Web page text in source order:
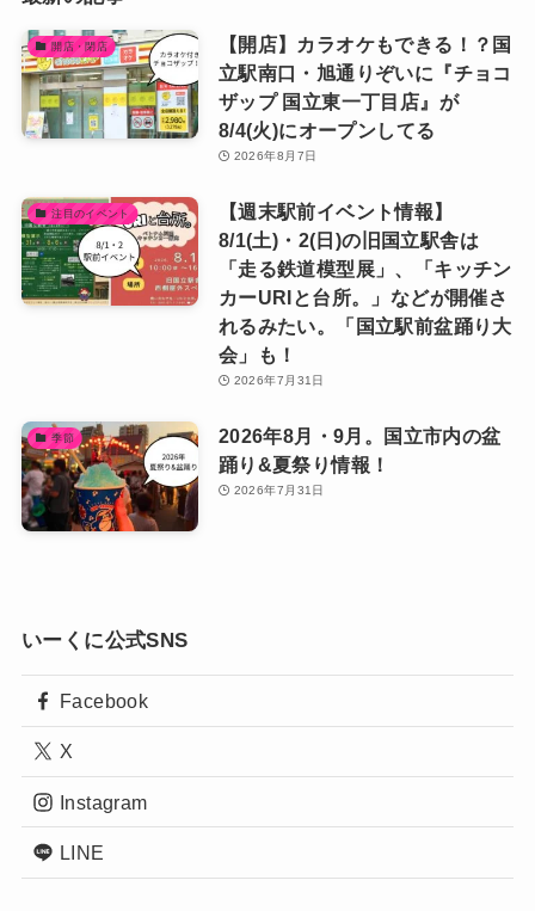
開店・閉店
【開店】カラオケもできる！？国
立駅南口・旭通りぞいに『チョコ
ザップ 国立東一丁目店』が
8/4(火)にオープンしてる
2026年8月7日
注目のイベント
【週末駅前イベント情報】
8/1(土)・2(日)の旧国立駅舎は
「走る鉄道模型展」、「キッチン
カーURIと台所。」などが開催さ
れるみたい。「国立駅前盆踊り大
会」も！
2026年7月31日
季節
2026年8月・9月。国立市内の盆
踊り&夏祭り情報！
2026年7月31日
いーくに公式SNS
Facebook
X
Instagram
LINE